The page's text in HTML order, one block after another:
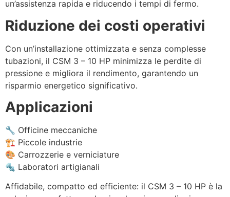
un’assistenza rapida e riducendo i tempi di fermo.
Riduzione dei costi operativi
Con un’installazione ottimizzata e senza complesse
tubazioni, il CSM 3 – 10 HP minimizza le perdite di
pressione e migliora il rendimento, garantendo un
risparmio energetico significativo.
Applicazioni
🔧 Officine meccaniche
🏗️ Piccole industrie
🎨 Carrozzerie e verniciature
🔩 Laboratori artigianali
Affidabile, compatto ed efficiente: il CSM 3 – 10 HP è la